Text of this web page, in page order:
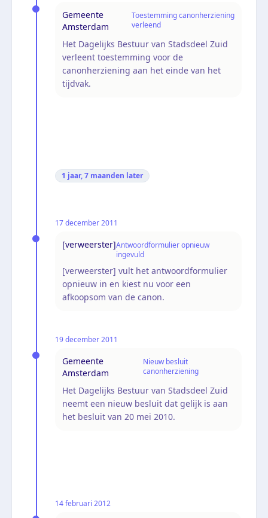
Gemeente
Amsterdam
Toestemming canonherziening
verleend
Het Dagelijks Bestuur van Stadsdeel Zuid
verleent toestemming voor de
canonherziening aan het einde van het
tijdvak.
1 jaar, 7 maanden later
17 december 2011
[verweerster]Antwoordformulier opnieuw
ingevuld
[verweerster] vult het antwoordformulier
opnieuw in en kiest nu voor een
afkoopsom van de canon.
19 december 2011
Gemeente
Amsterdam
Nieuw besluit
canonherziening
Het Dagelijks Bestuur van Stadsdeel Zuid
neemt een nieuw besluit dat gelijk is aan
het besluit van 20 mei 2010.
14 februari 2012